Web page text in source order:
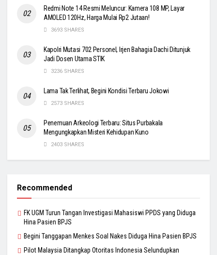
Redmi Note 14 Resmi Meluncur: Kamera 108 MP, Layar
AMOLED 120Hz, Harga Mulai Rp2 Jutaan!
3693 SHARES
Kapolri Mutasi 702 Personel, Irjen Bahagia Dachi Ditunjuk
Jadi Dosen Utama STIK
3236 SHARES
Lama Tak Terlihat, Begini Kondisi Terbaru Jokowi
2573 SHARES
Penemuan Arkeologi Terbaru: Situs Purbakala
Mengungkapkan Misteri Kehidupan Kuno
2403 SHARES
Recommended
FK UGM Turun Tangan Investigasi Mahasiswi PPDS yang Diduga
Hina Pasien BPJS
Begini Tanggapan Menkes Soal Nakes Diduga Hina Pasien BPJS
Pilot Malaysia Ditangkap Otoritas Indonesia Selundupkan